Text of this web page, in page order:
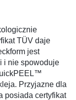
TÜV daje
jest
i nie spowoduje
Przyjazne dla
posiada certyfikat